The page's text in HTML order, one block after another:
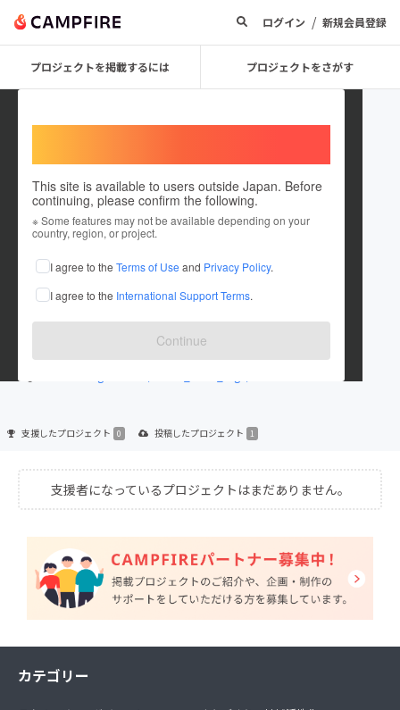
ログイン / 新規会員登録
プロジェクトを掲載するには プロジェクトをさがす
This site is available to users outside Japan. Before
continuing, please confirm the following.
※ Some features may not be available depending on your
country, region, or project.
I agree to the Terms of Use and Privacy Policy.
I agree to the International Support Terms.
Continue
REVIVAL SAGA
これまでに1件のプロジェクトを投稿しています
在住国：日本 現在地：佐賀県
出身国：日本 出身地：佐賀県
支援したプロジェクト 0 投稿したプロジェクト 1
支援者になっているプロジェクトはまだありません。
カテゴリー